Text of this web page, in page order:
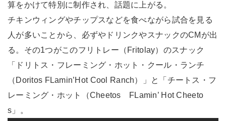
算をかけて特別に制作され、話題に上がる。
チキンウィングやチップスなどを食べながら試合を見る
人が多いことから、必ずやドリンクやスナックのCMが出
る。その1つがこのフリトレー（Fritolay）のスナック
「ドリトス・フレーミング・ホット・クール・ランチ
（Doritos FLamin’Hot Cool Ranch）」と「チートス・フ
レーミング・ホット（Cheetos FLamin’ Hot Cheeto
s」。